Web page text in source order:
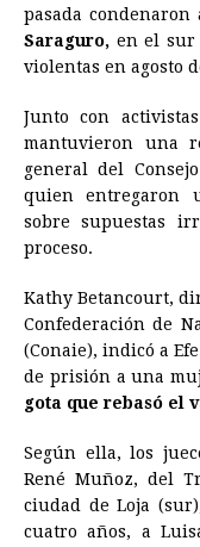
b
o
k
e
n
e
pasada
Saraguro, en el sur
violentas en agosto
Junto con
mantuvieron una
general del
quien entregaron
sobre supuestas
proceso.
Kathy Betancourt,
Confederación de
(Conaie), indicó a
de prisión a una
gota que rebasó el
Según ella, los
René Muñoz, del
ciudad de Loja
cuatro años, a